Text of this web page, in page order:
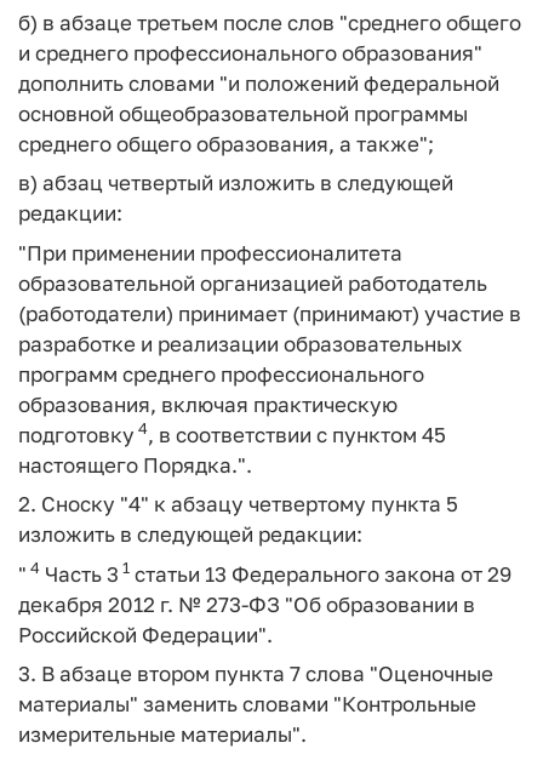
б) в абзаце третьем после слов "среднего общего
и среднего профессионального образования"
дополнить словами "и положений федеральной
основной общеобразовательной программы
среднего общего образования, а также";
в) абзац четвертый изложить в следующей
редакции:
"При применении профессионалитета
образовательной организацией работодатель
(работодатели) принимает (принимают) участие в
разработке и реализации образовательных
программ среднего профессионального
образования, включая практическую
подготовку 4, в соответствии с пунктом 45
настоящего Порядка.".
2. Сноску "4" к абзацу четвертому пункта 5
изложить в следующей редакции:
" 4 Часть 3 1 статьи 13 Федерального закона от 29
декабря 2012 г. № 273-ФЗ "Об образовании в
Российской Федерации".
3. В абзаце втором пункта 7 слова "Оценочные
материалы" заменить словами "Контрольные
измерительные материалы".